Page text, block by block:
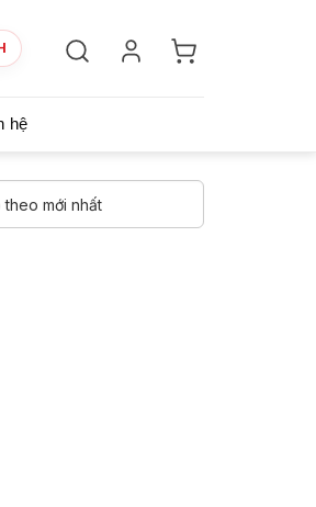
sẻ khoá học giá rẻ cho những ai hạn hẹp
hệ